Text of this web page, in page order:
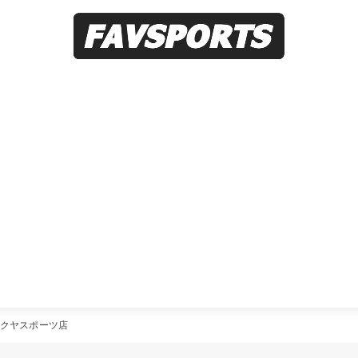
ヤスポーツ店